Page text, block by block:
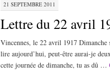
21 SEPTEMBRE 2011
Lettre du 22 avril
Vincennes, le 22 avril 1917
lire aujourd’hui, peut-être aurai-je
cette journée de dimanche, tu as dû …